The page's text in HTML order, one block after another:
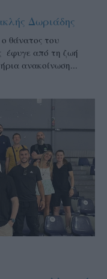
Δωριάδης
ο θάνατος του
έφυγε από τη ζωή
ανακοίνωση...